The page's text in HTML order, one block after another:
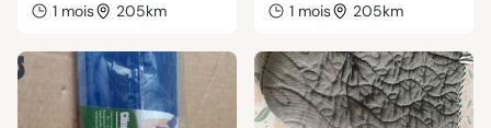
1 mois 205km 1 mois 205km